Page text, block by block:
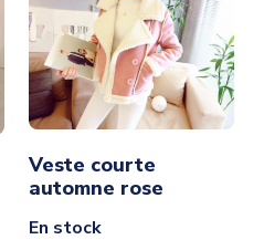
Veste courte
automne rose
En stock